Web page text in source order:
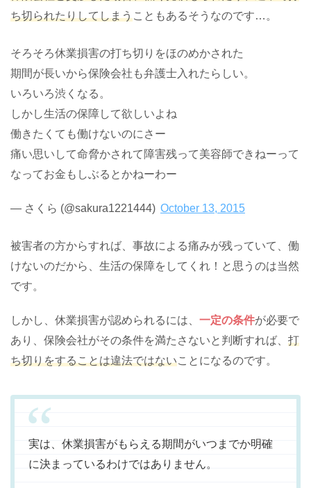
ち切られたりしてしまうこともあるそうなのです…。
そろそろ休業損害の打ち切りをほのめかされた
期間が長いから保険会社も弁護士入れたらしい。
いろいろ渋くなる。
しかし生活の保障して欲しいよね
働きたくても働けないのにさー
痛い思いして命脅かされて障害残って美容師できねーって
なってお金もしぶるとかねーわー
— さくら (@sakura1221444) October 13, 2015
被害者の方からすれば、事故による痛みが残っていて、働
けないのだから、生活の保障をしてくれ！と思うのは当然
です。
しかし、休業損害が認められるには、 一定の条件が必要で
あり、保険会社がその条件を満たさないと判断すれば、 打
ち切りをすることは違法ではないことになるのです。
実は、休業損害がもらえる期間がいつまでか明確
に決まっているわけではありません。